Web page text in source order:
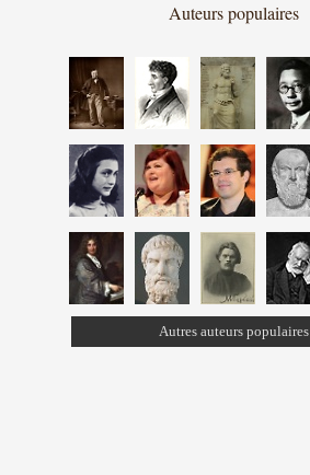
Auteurs populaires
Autres auteurs populaires